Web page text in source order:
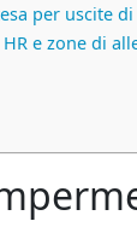
per uscite
e zone di